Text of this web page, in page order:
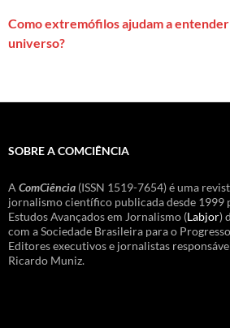
Como extremófilos ajudam a
universo?
SOBRE A COMCIÊNCIA
A ComCiência (ISSN 1519-7654) é uma
jornalismo científico publicada desde 1999
Estudos Avançados em Jornalismo (Labjor)
com a Sociedade Brasileira para o
Editores executivos e jornalistas
Ricardo Muniz.